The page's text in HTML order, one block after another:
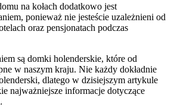
na kołach dodatkowo jest
ponieważ nie jesteście uzależnieni od
oraz pensjonatach podczas
są domki holenderskie, które od
w naszym kraju. Nie każdy dokładnie
dlatego w dzisiejszym artykule
najważniejsze informacje dotyczące